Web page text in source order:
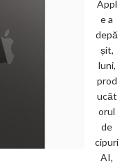
Appl
e a
depă
șit,
luni,
prod
ucăt
orul
de
cipuri
AI,